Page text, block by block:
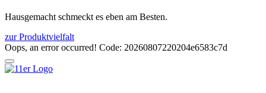
Hausgemacht schmeckt es eben am Besten.
zur Produktvielfalt
Oops, an error occurred! Code: 20260807220204e6583c7d